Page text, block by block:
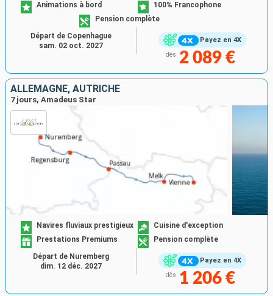
Payez en 4X
Animations à bord
100% Francophone
Pension complète
dès 2 089 €
Départ de Copenhague
sam. 02 oct. 2027
ALLEMAGNE, AUTRICHE
7 jours, Amadeus Star
Payez en 4X
Navires fluviaux prestigieux
Cuisine d'exception
Prestations Premiums
Pension complète
dès 1 206 €
Départ de Nuremberg
dim. 12 déc. 2027